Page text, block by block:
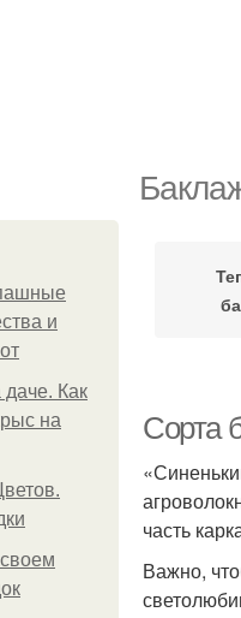
и
даче. Как
на
Сорта
часть
Важно,